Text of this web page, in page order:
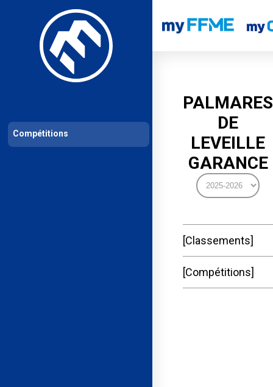
Les compétitions Calendrier de compétitions Classements
PALMARES
DE
LEVEILLE
GARANCE
Classements
Compétitions
Compétitions